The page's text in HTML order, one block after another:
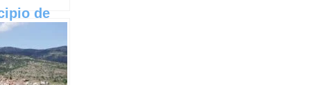
de
en
La